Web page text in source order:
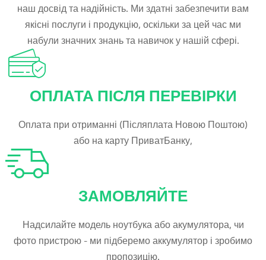
наш досвід та надійність. Ми здатні забезпечити вам
якісні послуги і продукцію, оскільки за цей час ми
набули значних знань та навичок у нашій сфері.
ОПЛАТА ПІСЛЯ ПЕРЕВІРКИ
Оплата при отриманні (Післяплата Новою Поштою)
або на карту ПриватБанку,
ЗАМОВЛЯЙТЕ
Надсилайте модель ноутбука або акумулятора, чи
фото пристрою - ми підберемо аккумулятор і зробимо
пропозицію.